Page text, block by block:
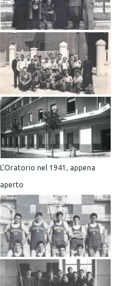
L'Oratorio nel 1941, appena
aperto